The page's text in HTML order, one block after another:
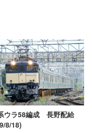
ウラ58編成 長野配給
8/18)